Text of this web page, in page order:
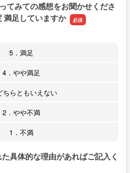
てみての感想をお聞かせくださ
満足していますか
5．満足
4．やや満足
ちらともいえない
2．やや不満
1．不満
具体的な理由があればご記入く